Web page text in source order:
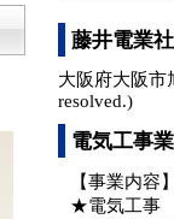
藤井電業
大阪府大阪市
resolved.)
電気工事
【事業内容
★電気工事